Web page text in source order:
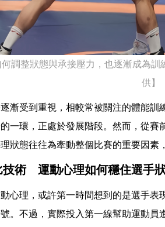
何調整狀態與承接壓力，也逐漸成為
供】
漸受到重視，相較常被關注的體能
一環，正處於發展階段。然而，從
狀態往往為牽動整個比賽的重要因素
技術 運動心理如何穩住選手
心理，或許第一時間想到的是選手
。不過，實際投入第一線幫助運動